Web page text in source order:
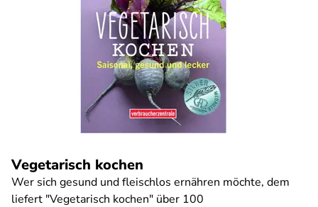
Vegetarisch kochen
Wer sich gesund und fleischlos ernähren möchte, dem
liefert "Vegetarisch kochen" über 100